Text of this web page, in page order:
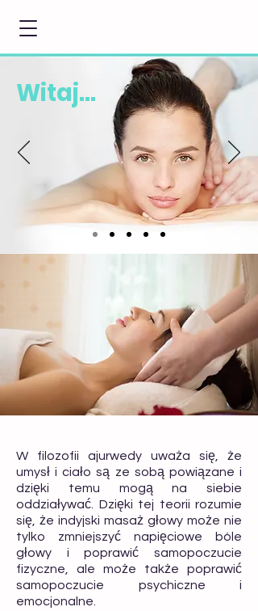
Witaj...
W filozofii ajurwedy uważa się, że
umysł i ciało są ze sobą powiązane i
dzięki temu mogą na siebie
oddziaływać. Dzięki tej teorii rozumie
się, że indyjski masaż głowy może nie
tylko zmniejszyć napięciowe bóle
głowy i poprawić samopoczucie
fizyczne, ale może także poprawić
samopoczucie psychiczne i
emocjonalne.